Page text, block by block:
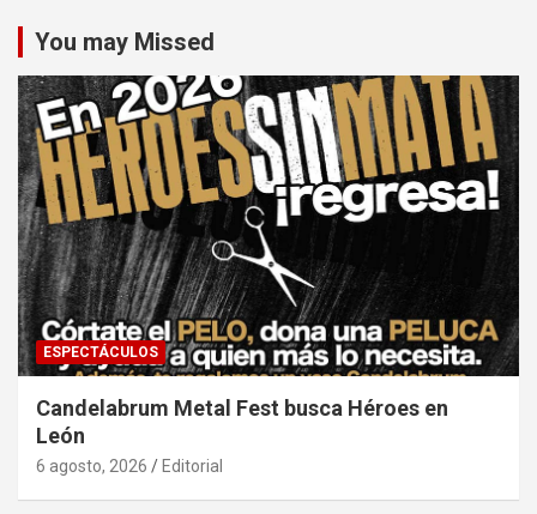
You may Missed
ESPECTÁCULOS
Candelabrum Metal Fest busca Héroes en
León
6 agosto, 2026 Editorial